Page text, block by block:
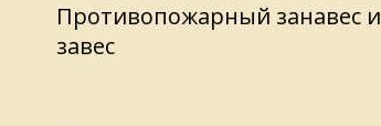
Противопожарный занавес и
завес